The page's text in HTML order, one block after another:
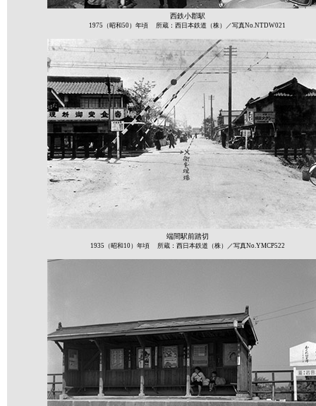
西鉄小郡駅
1975（昭和50）年頃 所蔵：西日本鉄道（株）／写真No.NTDW021
端間駅前踏切
1935（昭和10）年頃 所蔵：西日本鉄道（株）／写真No.YMCP522